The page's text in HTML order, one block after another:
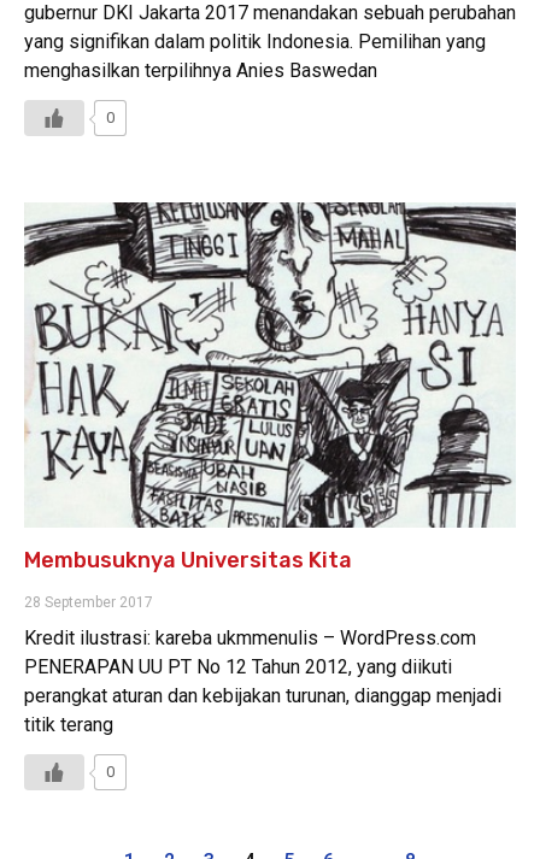
gubernur DKI Jakarta 2017 menandakan sebuah perubahan
yang signifikan dalam politik Indonesia. Pemilihan yang
menghasilkan terpilihnya Anies Baswedan
0
Membusuknya­­ Universitas Kita
28 September 2017
Kredit ilustrasi: kareba ukmmenulis – WordPress.com
PENERAPAN UU PT No 12 Tahun 2012, yang diikuti
perangkat aturan dan kebijakan turunan, dianggap menjadi
titik terang
0